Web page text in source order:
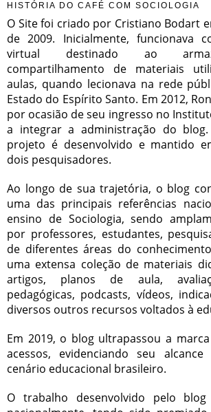
HISTÓRIA DO CAFÉ COM SOCIOLOGIA
O Site foi criado por Cristiano Bodart
de 2009. Inicialmente, funcionava
virtual destinado ao
compartilhamento de materiais
aulas, quando lecionava na rede
Estado do Espírito Santo. Em 2012,
por ocasião de seu ingresso no
a integrar a administração do
projeto é desenvolvido e mantido
dois pesquisadores.
Ao longo de sua trajetória, o blog
uma das principais referências
ensino de Sociologia, sendo
por professores, estudantes,
de diferentes áreas do
uma extensa coleção de materiais
artigos, planos de aula,
pedagógicas, podcasts, vídeos,
diversos outros recursos voltados à
Em 2019, o blog ultrapassou a
acessos, evidenciando seu
cenário educacional brasileiro.
O trabalho desenvolvido pelo